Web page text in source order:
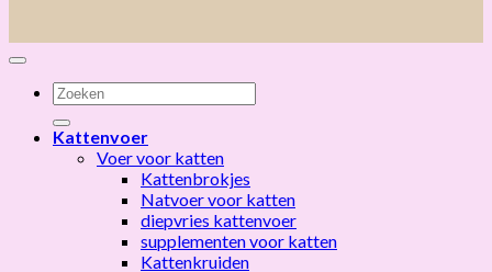
Zoeken
naar:
Kattenvoer
Voer voor katten
Kattenbrokjes
Natvoer voor katten
diepvries kattenvoer
supplementen voor katten
Kattenkruiden